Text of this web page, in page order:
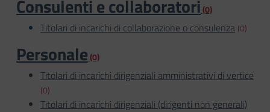
Consulenti e collaboratori(0)
Titolari di incarichi di collaborazione o consulenza (0)
Personale(0)
Titolari di incarichi dirigenziali amministrativi di vertice
(0)
Titolari di incarichi dirigenziali (dirigenti non generali)